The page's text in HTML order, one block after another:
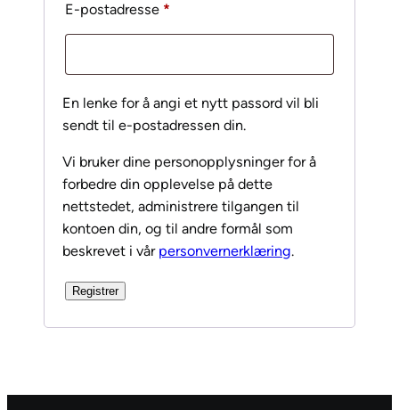
E-postadresse *
En lenke for å angi et nytt passord vil bli
sendt til e-postadressen din.
Vi bruker dine personopplysninger for å
forbedre din opplevelse på dette
nettstedet, administrere tilgangen til
kontoen din, og til andre formål som
beskrevet i vår personvernerklæring.
Registrer